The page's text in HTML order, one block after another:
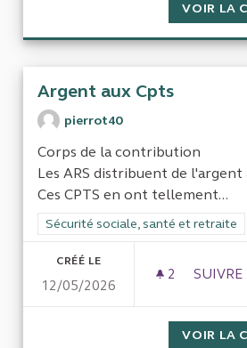
VOIR LA
Argent aux Cpts
pierrot40
Corps de la contribution
Les ARS distribuent de l'argent
Ces CPTS en ont tellement...
Filtrer les résultats de la
Sécurité sociale, santé et retraite
CRÉÉ LE
12/05/2026
2 2
SUIVRE
VOIR LA